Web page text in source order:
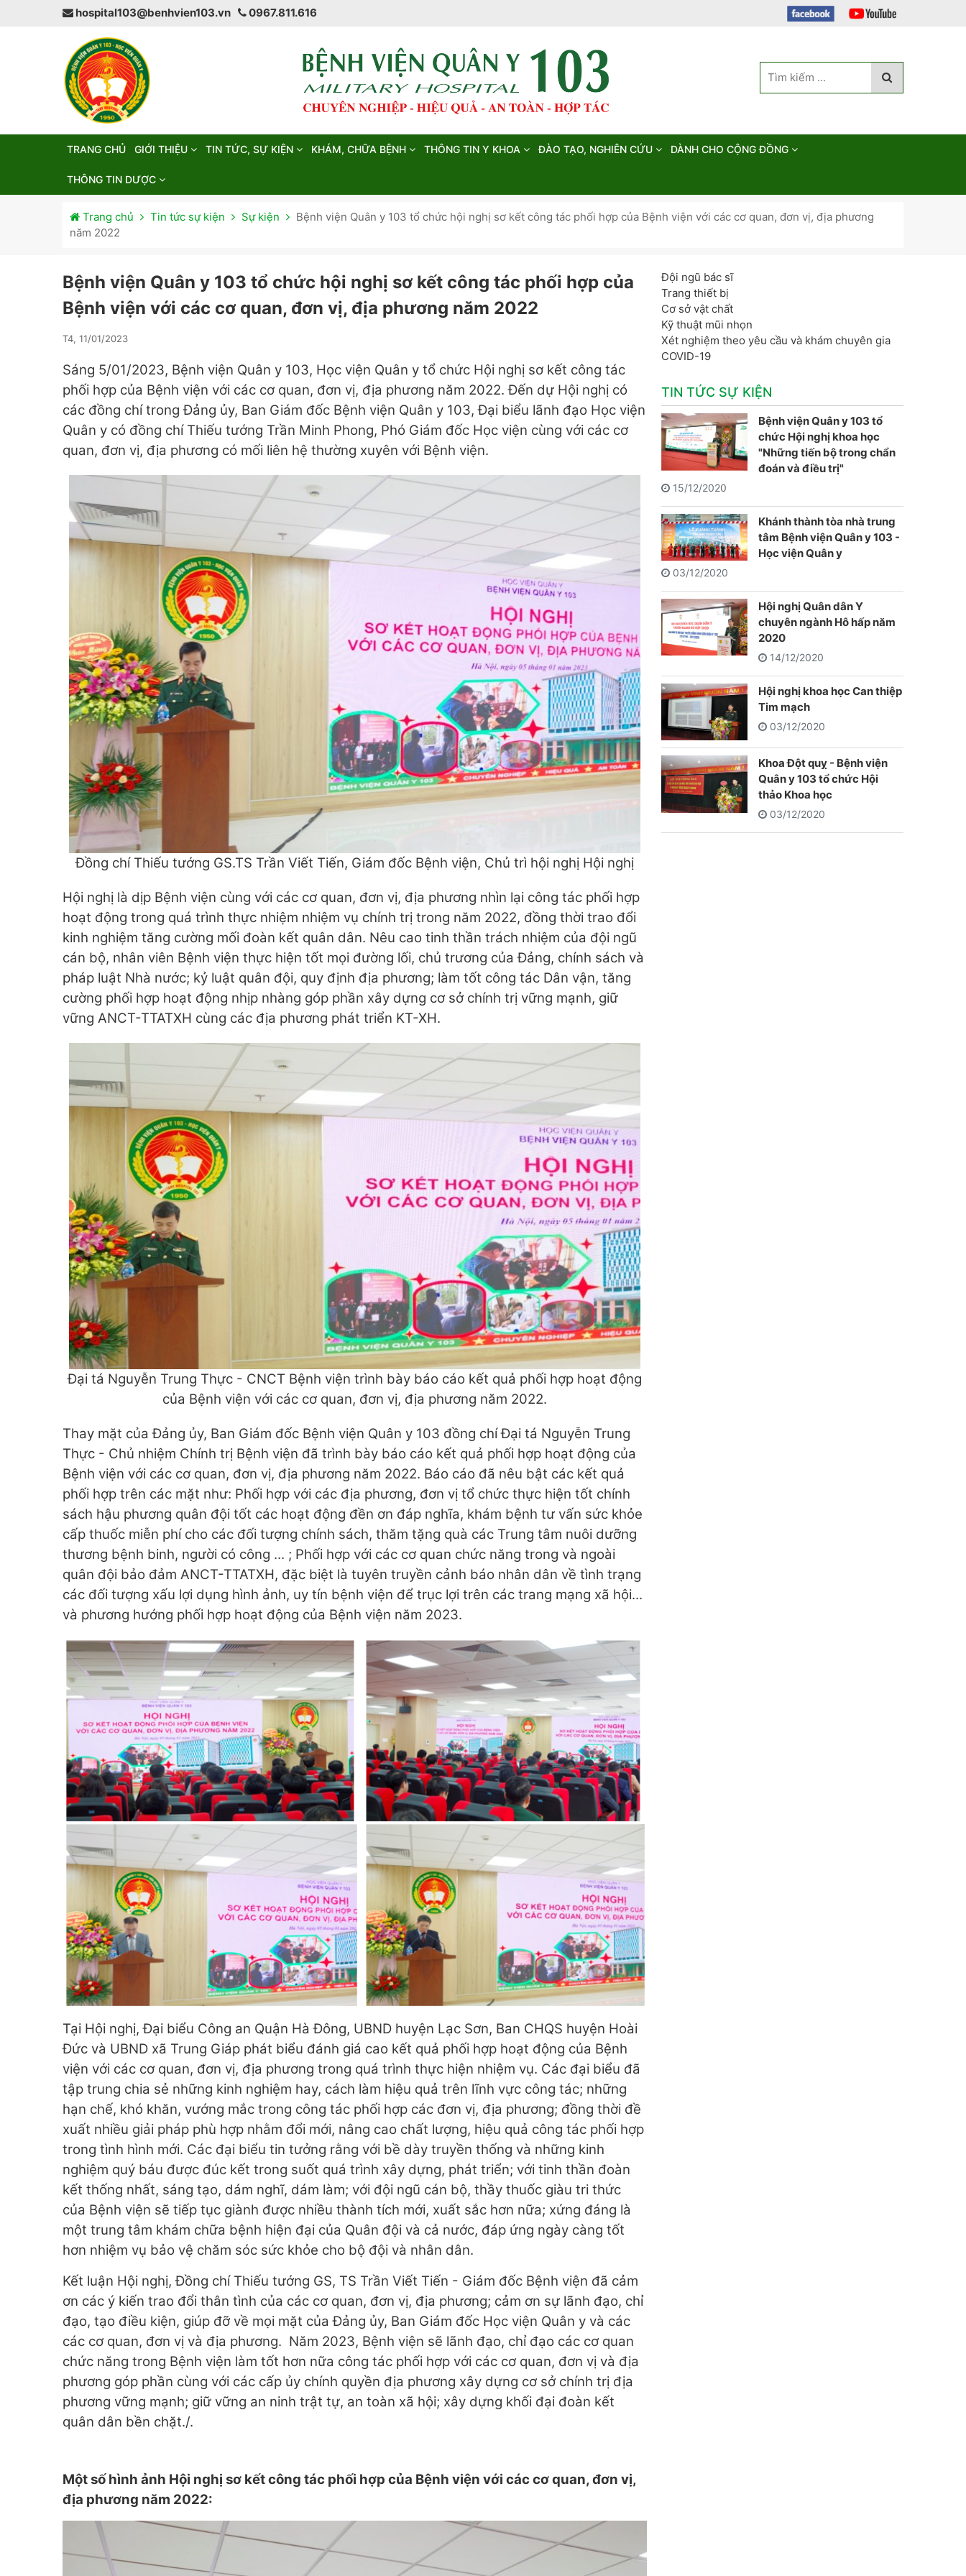
hospital103@benhvien103.vn 0967.811.616
TRANG CHỦ GIỚI THIỆU TIN TỨC, SỰ KIỆN KHÁM, CHỮA BỆNH THÔNG TIN Y KHOA ĐÀO TẠO, NGHIÊN CỨU DÀNH CHO CỘNG ĐỒNG
THÔNG TIN DƯỢC
Trang chủ Tin tức sự kiện Sự kiện
Bệnh viện Quân y 103 tổ chức hội nghị sơ kết công tác phối hợp của Bệnh viện với các cơ quan, đơn vị, địa phương
năm 2022
Bệnh viện Quân y 103 tổ chức hội nghị sơ kết công tác phối hợp của
Bệnh viện với các cơ quan, đơn vị, địa phương năm 2022
T4, 11/01/2023
Sáng 5/01/2023, Bệnh viện Quân y 103, Học viện Quân y tổ chức Hội nghị sơ kết công tác
phối hợp của Bệnh viện với các cơ quan, đơn vị, địa phương năm 2022. Đến dự Hội nghị có
các đồng chí trong Đảng ủy, Ban Giám đốc Bệnh viện Quân y 103, Đại biểu lãnh đạo Học viện
Quân y có đồng chí Thiếu tướng Trần Minh Phong, Phó Giám đốc Học viện cùng với các cơ
quan, đơn vị, địa phương có mối liên hệ thường xuyên với Bệnh viện.
Đồng chí Thiếu tướng GS.TS Trần Viết Tiến, Giám đốc Bệnh viện, Chủ trì hội nghị Hội nghị
Hội nghị là dịp Bệnh viện cùng với các cơ quan, đơn vị, địa phương nhìn lại công tác phối hợp
hoạt động trong quá trình thực nhiệm nhiệm vụ chính trị trong năm 2022, đồng thời trao đổi
kinh nghiệm tăng cường mối đoàn kết quân dân. Nêu cao tinh thần trách nhiệm của đội ngũ
cán bộ, nhân viên Bệnh viện thực hiện tốt mọi đường lối, chủ trương của Đảng, chính sách và
pháp luật Nhà nước; kỷ luật quân đội, quy định địa phương; làm tốt công tác Dân vận, tăng
cường phối hợp hoạt động nhịp nhàng góp phần xây dựng cơ sở chính trị vững mạnh, giữ
vững ANCT-TTATXH cùng các địa phương phát triển KT-XH.
Đại tá Nguyễn Trung Thực - CNCT Bệnh viện trình bày báo cáo kết quả phối hợp hoạt động
của Bệnh viện với các cơ quan, đơn vị, địa phương năm 2022.
Thay mặt của Đảng ủy, Ban Giám đốc Bệnh viện Quân y 103 đồng chí Đại tá Nguyễn Trung
Thực - Chủ nhiệm Chính trị Bệnh viện đã trình bày báo cáo kết quả phối hợp hoạt động của
Bệnh viện với các cơ quan, đơn vị, địa phương năm 2022. Báo cáo đã nêu bật các kết quả
phối hợp trên các mặt như: Phối hợp với các địa phương, đơn vị tổ chức thực hiện tốt chính
sách hậu phương quân đội tốt các hoạt động đền ơn đáp nghĩa, khám bệnh tư vấn sức khỏe
cấp thuốc miễn phí cho các đối tượng chính sách, thăm tặng quà các Trung tâm nuôi dưỡng
thương bệnh binh, người có công ... ; Phối hợp với các cơ quan chức năng trong và ngoài
quân đội bảo đảm ANCT-TTATXH, đặc biệt là tuyên truyền cảnh báo nhân dân về tình trạng
các đối tượng xấu lợi dụng hình ảnh, uy tín bệnh viện để trục lợi trên các trang mạng xã hội...
và phương hướng phối hợp hoạt động của Bệnh viện năm 2023.
Tại Hội nghị, Đại biểu Công an Quận Hà Đông, UBND huyện Lạc Sơn, Ban CHQS huyện Hoài
Đức và UBND xã Trung Giáp phát biểu đánh giá cao kết quả phối hợp hoạt động của Bệnh
viện với các cơ quan, đơn vị, địa phương trong quá trình thực hiện nhiệm vụ. Các đại biểu đã
tập trung chia sẻ những kinh nghiệm hay, cách làm hiệu quả trên lĩnh vực công tác; những
hạn chế, khó khăn, vướng mắc trong công tác phối hợp các đơn vị, địa phương; đồng thời đề
xuất nhiều giải pháp phù hợp nhằm đổi mới, nâng cao chất lượng, hiệu quả công tác phối hợp
trong tình hình mới. Các đại biểu tin tưởng rằng với bề dày truyền thống và những kinh
nghiệm quý báu được đúc kết trong suốt quá trình xây dựng, phát triển; với tinh thần đoàn
kết thống nhất, sáng tạo, dám nghĩ, dám làm; với đội ngũ cán bộ, thầy thuốc giàu tri thức
của Bệnh viện sẽ tiếp tục giành được nhiều thành tích mới, xuất sắc hơn nữa; xứng đáng là
một trung tâm khám chữa bệnh hiện đại của Quân đội và cả nước, đáp ứng ngày càng tốt
hơn nhiệm vụ bảo vệ chăm sóc sức khỏe cho bộ đội và nhân dân.
Kết luận Hội nghị, Đồng chí Thiếu tướng GS, TS Trần Viết Tiến - Giám đốc Bệnh viện đã cảm
ơn các ý kiến trao đổi thân tình của các cơ quan, đơn vị, địa phương; cảm ơn sự lãnh đạo, chỉ
đạo, tạo điều kiện, giúp đỡ về mọi mặt của Đảng ủy, Ban Giám đốc Học viện Quân y và các
các cơ quan, đơn vị và địa phương. Năm 2023, Bệnh viện sẽ lãnh đạo, chỉ đạo các cơ quan
chức năng trong Bệnh viện làm tốt hơn nữa công tác phối hợp với các cơ quan, đơn vị và địa
phương góp phần cùng với các cấp ủy chính quyền địa phương xây dựng cơ sở chính trị địa
phương vững mạnh; giữ vững an ninh trật tự, an toàn xã hội; xây dựng khối đại đoàn kết
quân dân bền chặt./.
Một số hình ảnh Hội nghị sơ kết công tác phối hợp của Bệnh viện với các cơ quan, đơn vị,
địa phương năm 2022:
Đội ngũ bác sĩ
Trang thiết bị
Cơ sở vật chất
Kỹ thuật mũi nhọn
Xét nghiệm theo yêu cầu và khám chuyên gia
COVID-19
TIN TỨC SỰ KIỆN
Bệnh viện Quân y 103 tổ
chức Hội nghị khoa học
"Những tiến bộ trong chẩn
đoán và điều trị"
15/12/2020
Khánh thành tòa nhà trung
tâm Bệnh viện Quân y 103 -
Học viện Quân y
03/12/2020
Hội nghị Quân dân Y
chuyên ngành Hô hấp năm
2020
14/12/2020
Hội nghị khoa học Can thiệp
Tim mạch
03/12/2020
Khoa Đột quỵ - Bệnh viện
Quân y 103 tổ chức Hội
thảo Khoa học
03/12/2020